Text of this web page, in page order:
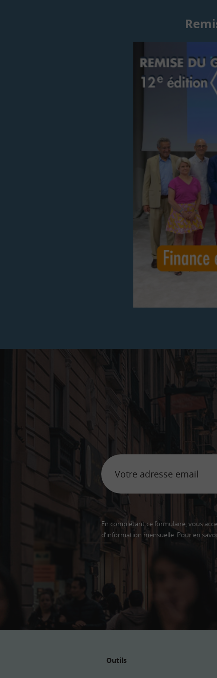
En complétant ce formulaire, vous
d’information mensuelle. Pour en
Outils